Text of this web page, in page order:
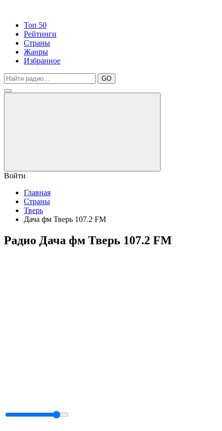
Топ 50
Рейтинги
Страны
Жанры
Избранное
GO
Войти
Главная
Страны
Тверь
Дача фм Тверь 107.2 FM
Радио Дача фм Тверь 107.2 FM